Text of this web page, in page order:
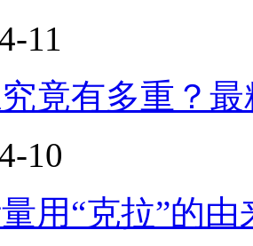
11
竟有多重？最
10
用“克拉”的由